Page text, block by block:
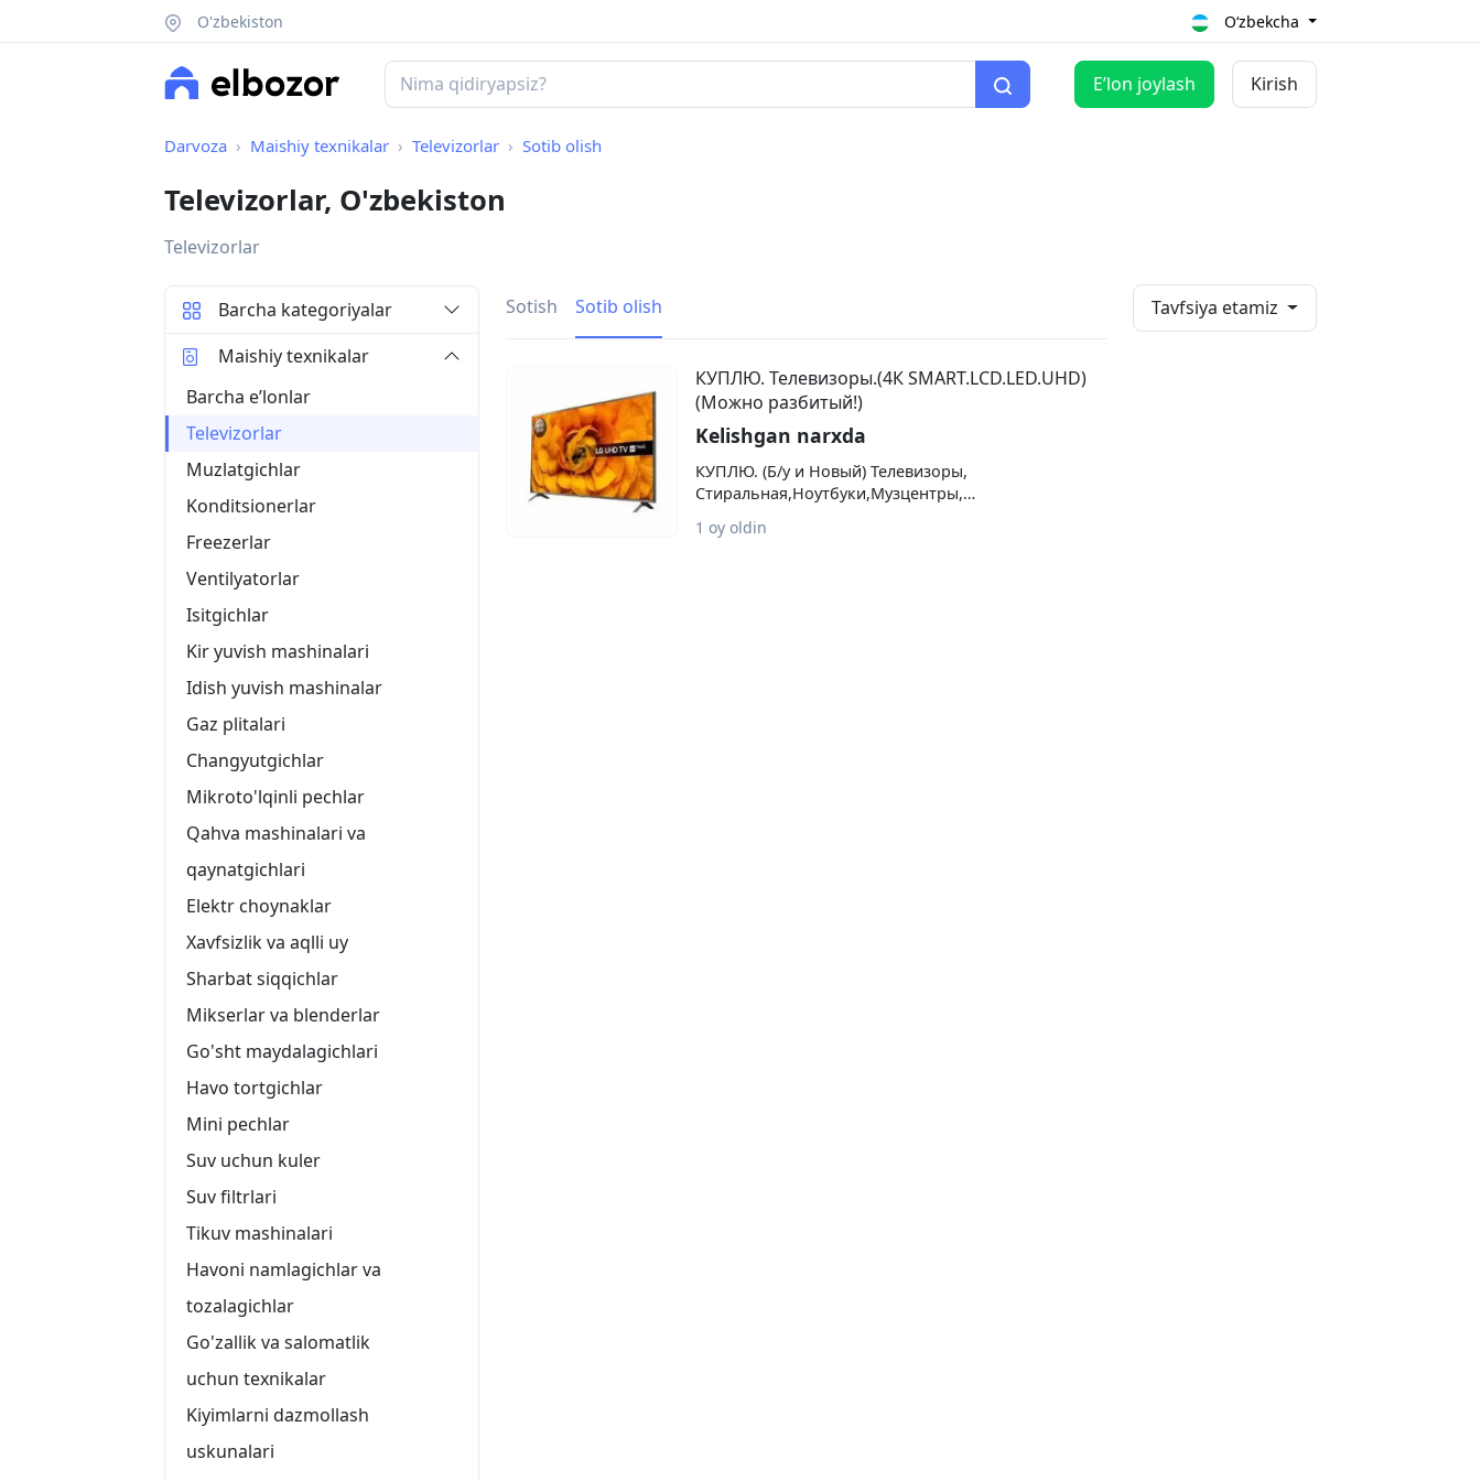
O'zbekiston O‘zbekcha
Eʼlon joylash Kirish
Darvoza Maishiy texnikalar Televizorlar Sotib olish
Televizorlar, O'zbekiston
Televizorlar
Sotish Sotib olish Tavfsiya etamiz
КУПЛЮ. Телевизоры.(4К SMART.LCD.LED.UHD)
(Можно разбитый!)
Kelishgan narxda
КУПЛЮ. (Б/у и Новый) Телевизоры,
Стиральная,Ноутбуки,Музцентры,
Холодильники,Морозильники. Газплиты, Швейная.
1 oy oldin
Barcha kategoriyalar
Maishiy texnikalar
Barcha eʼlonlar
Televizorlar
Muzlatgichlar
Konditsionerlar
Freezerlar
Ventilyatorlar
Isitgichlar
Kir yuvish mashinalari
Idish yuvish mashinalar
Gaz plitalari
Changyutgichlar
Mikroto'lqinli pechlar
Qahva mashinalari va
qaynatgichlari
Elektr choynaklar
Xavfsizlik va aqlli uy
Sharbat siqqichlar
Mikserlar va blenderlar
Go'sht maydalagichlari
Havo tortgichlar
Mini pechlar
Suv uchun kuler
Suv filtrlari
Tikuv mashinalari
Havoni namlagichlar va
tozalagichlar
Go'zallik va salomatlik
uchun texnikalar
Kiyimlarni dazmollash
uskunalari